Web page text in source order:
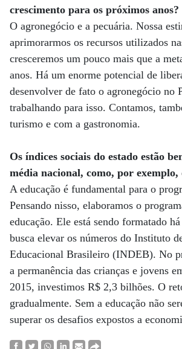
crescimento para os próximos anos?
O agronegócio e a pecuária. Nossa
aprimorarmos os recursos utilizados
cresceremos um pouco mais que a
anos. Há um enorme potencial de
desenvolver de fato o agronegócio no
trabalhando para isso. Contamos,
turismo e com a gastronomia.
Os índices sociais do estado estão
média nacional, como, por exemplo,
A educação é fundamental para o
Pensando nisso, elaboramos o
educação. Ele está sendo formatado
busca elevar os números do Instituto
Educacional Brasileiro (INDEB). No
a permanência das crianças e jovens
2015, investimos R$ 2,3 bilhões. O
gradualmente. Sem a educação não
superar os desafios expostos a